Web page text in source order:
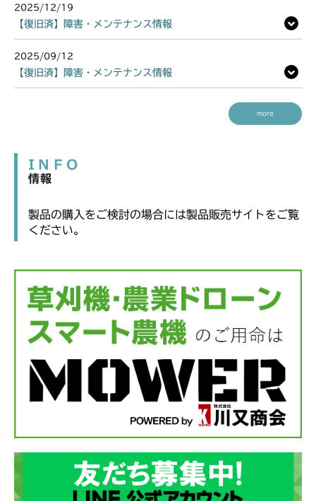
2025/12/19
【復旧済】障害・メンテナンス情報
2025/09/12
【復旧済】障害・メンテナンス情報
more
INFO
情報
製品の購入をご検討の場合には製品販売サイトをご覧
ください。